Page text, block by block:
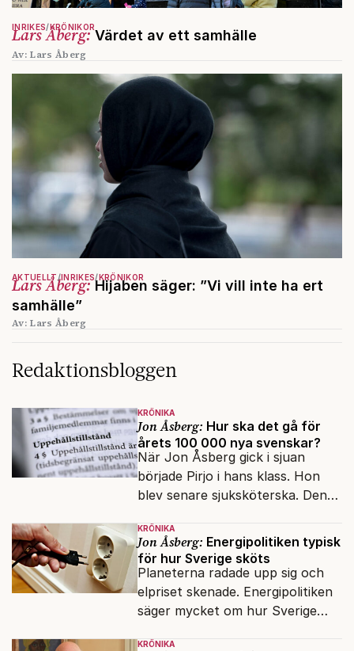
Lars Åberg:Värdet av ett samhälle
INRIKES KRÖNIKOR
Av: Lars Åberg
Lars Åberg:Hijaben säger: ”Vi vill inte ha ert
samhälle”
AKTUELLT INRIKES KRÖNIKOR
Av: Lars Åberg
Redaktionsbloggen
KRÖNIKA
Jon Åsberg: Hur ska det gå för
årets 100 000 nya svenskar?
När Jon Åsberg gick i sjuan
började Pirjo i hans klass. Hon
blev senare sjuksköterska. Den
för många av dagens nya
svenskar.
KRÖNIKA
Jon Åsberg: Energipolitiken typisk
för hur Sverige sköts
Planeterna radade upp sig och
elpriset skenade. Energipolitiken
säger mycket om hur Sverige
KRÖNIKA